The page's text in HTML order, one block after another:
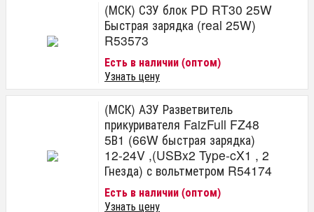
(МСК) СЗУ блок PD RT30 25W
Быстрая зарядка (real 25W)
R53573
Есть в наличии (оптом)
Узнать цену
(МСК) АЗУ Разветвитель
прикуривателя FaizFull FZ48
5В1 (66W быстрая зарядка)
12-24V ,(USBx2 Type-cX1 , 2
Гнезда) с вольтметром R54174
Есть в наличии (оптом)
Узнать цену